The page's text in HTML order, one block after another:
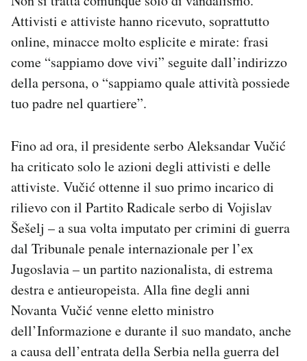
Attivisti e attiviste hanno ricevuto, soprattutto
online, minacce molto esplicite e mirate: frasi
come “sappiamo dove vivi” seguite dall’indirizzo
della persona, o “sappiamo quale attività possiede
tuo padre nel quartiere”.
Fino ad ora, il presidente serbo Aleksandar Vučić
ha criticato solo le azioni degli attivisti e delle
attiviste. Vučić ottenne il suo primo incarico di
rilievo con il Partito Radicale serbo di Vojislav
Šešelj – a sua volta imputato per crimini di guerra
dal Tribunale penale internazionale per l’ex
Jugoslavia – un partito nazionalista, di estrema
destra e antieuropeista. Alla fine degli anni
Novanta Vučić venne eletto ministro
dell’Informazione e durante il suo mandato, anche
a causa dell’entrata della Serbia nella guerra del